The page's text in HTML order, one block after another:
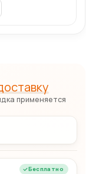
применяется
Бесплатно